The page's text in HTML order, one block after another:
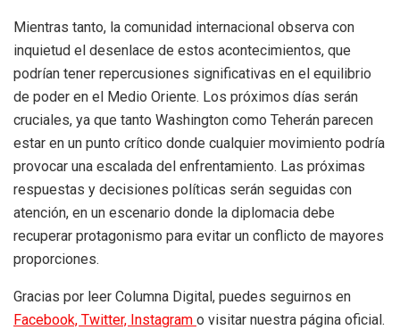
Mientras tanto, la comunidad internacional observa con
inquietud el desenlace de estos acontecimientos, que
podrían tener repercusiones significativas en el equilibrio
de poder en el Medio Oriente. Los próximos días serán
cruciales, ya que tanto Washington como Teherán parecen
estar en un punto crítico donde cualquier movimiento podría
provocar una escalada del enfrentamiento. Las próximas
respuestas y decisiones políticas serán seguidas con
atención, en un escenario donde la diplomacia debe
recuperar protagonismo para evitar un conflicto de mayores
proporciones.
Gracias por leer Columna Digital, puedes seguirnos en
Facebook, Twitter, Instagram o visitar nuestra página oficial.